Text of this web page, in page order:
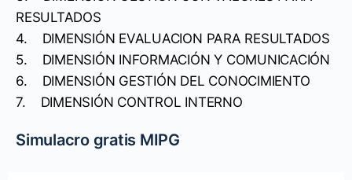
RESULTADOS
4. DIMENSIÓN EVALUACION PARA RESULTADOS
5. DIMENSIÓN INFORMACIÓN Y COMUNICACIÓN
6. DIMENSIÓN GESTIÓN DEL CONOCIMIENTO
7. DIMENSIÓN CONTROL INTERNO
Simulacro gratis MIPG